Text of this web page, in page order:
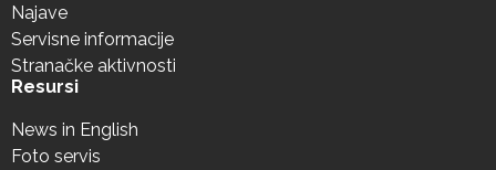
Najave
Servisne informacije
Stranačke aktivnosti
Resursi
News in English
Foto servis